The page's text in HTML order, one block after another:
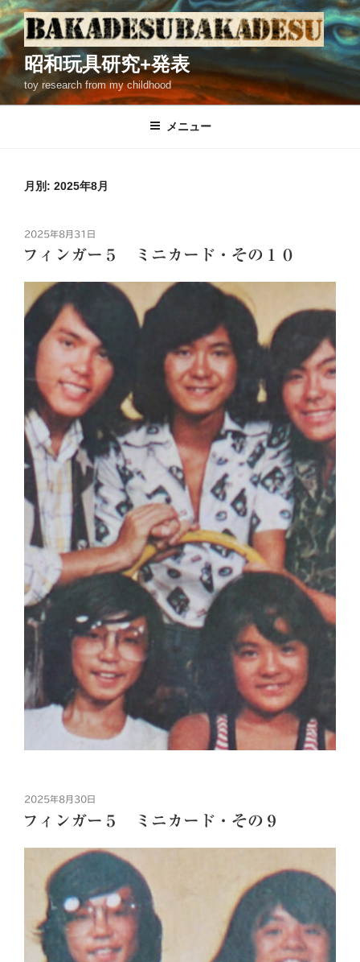
コ
ン
テ
ン
ツ
へ
昭和玩具研究+発表
toy research from my childhood
メニュー
月別: 2025年8月
投
稿
日:
2025年8月31日
フィンガー５ ミニカード・その１０
投
稿
日:
2025年8月30日
フィンガー５ ミニカード・その９